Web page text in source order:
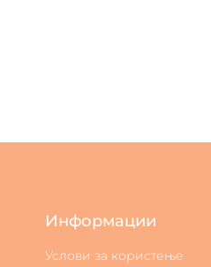
Информации
Услови за користење